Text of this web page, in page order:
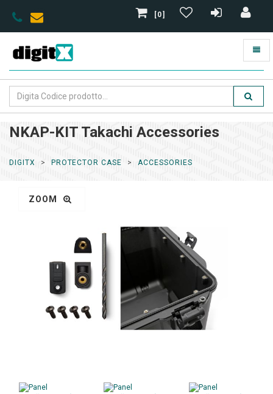
[0]
NKAP-KIT Takachi Accessories
DIGITX PROTECTOR CASE ACCESSORIES
ZOOM